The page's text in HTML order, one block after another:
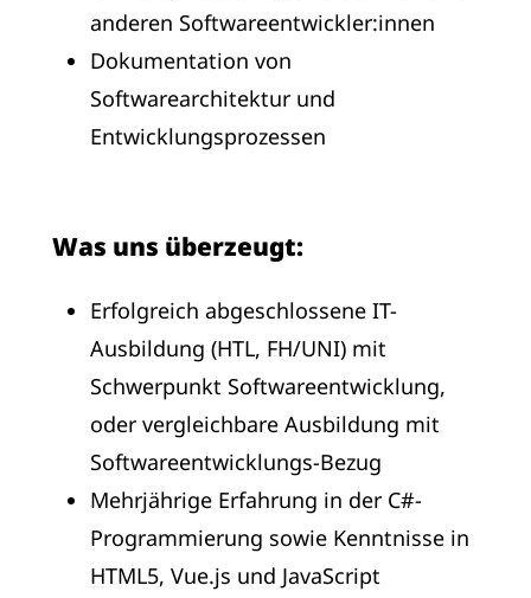
anderen Softwareentwickler:innen
Dokumentation von
Softwarearchitektur und
Entwicklungsprozessen
Was uns überzeugt:
Erfolgreich abgeschlossene IT-
Ausbildung (HTL, FH/UNI) mit
Schwerpunkt Softwareentwicklung,
oder vergleichbare Ausbildung mit
Softwareentwicklungs-Bezug
Mehrjährige Erfahrung in der C#-
Programmierung sowie Kenntnisse in
HTML5, Vue.js und JavaScript